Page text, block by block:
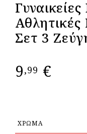
Σετ 3
9,99 €